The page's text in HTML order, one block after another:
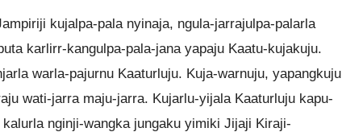
kujalpa-pala nyinaja, ngula-jarrajulpa-palarla
karlirr-kangulpa-pala-jana yapaju Kaatu-kujakuju.
warla-pajurnu Kaaturluju. Kuja-warnuju, yapangkuju
wati-jarra maju-jarra. Kujarlu-yijala Kaaturluju kapu-
nginji-wangka jungaku yimiki Jijaji Kiraji-